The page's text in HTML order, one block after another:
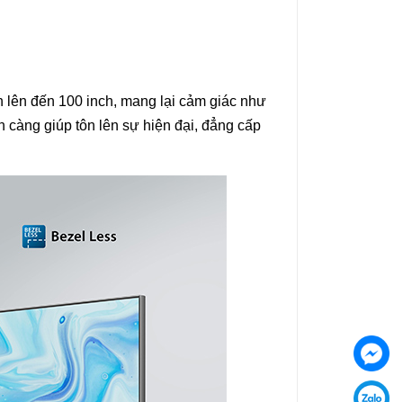
đến 100 inch, mang lại cảm giác như
càng giúp tôn lên sự hiện đại, đẳng cấp